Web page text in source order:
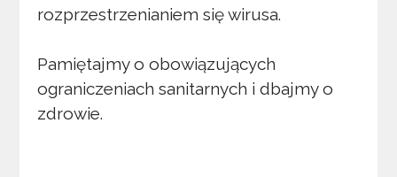
rozprzestrzenianiem się wirusa.
Pamiętajmy o obowiązujących
ograniczeniach sanitarnych i dbajmy o
zdrowie.